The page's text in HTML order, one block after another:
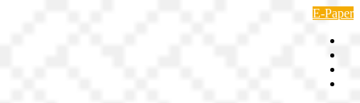
Skip
content
E-Paper